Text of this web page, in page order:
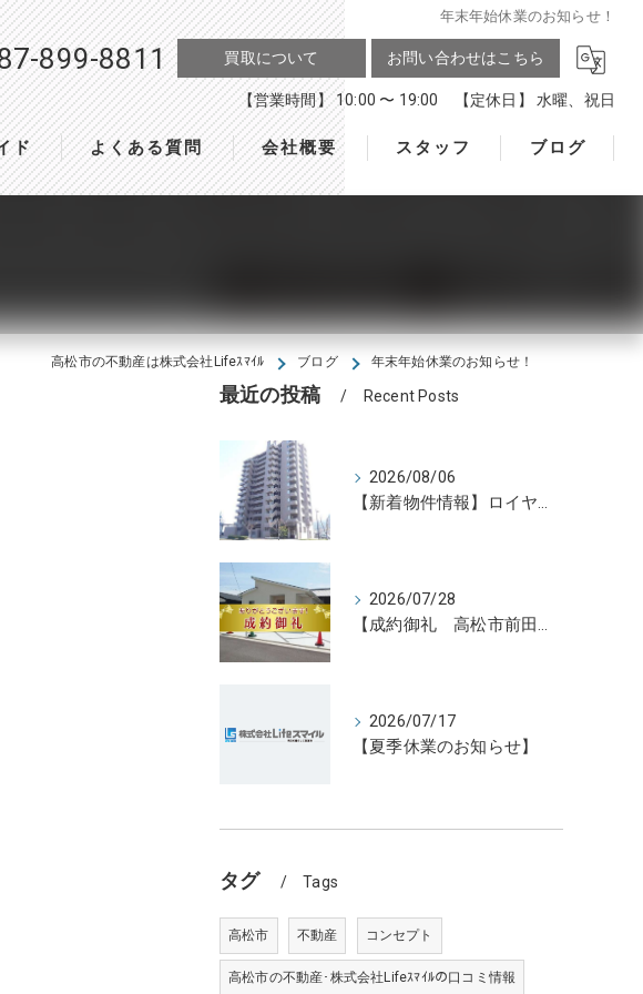
年末年始休業のお知らせ！
899-8811 買取について お問い合わせはこちら
【営業時間】 10:00 〜 19:00 【定休日】 水曜、祝日
ド よくある質問 会社概要 スタッフ ブログ
高松市の不動産は株式会社Lifeｽﾏｲﾙ ブログ 年末年始休業のお知らせ！
最近の投稿 Recent Posts
2026/08/06
【新着物件情報】ロイヤルガーデン宇多津駅前三番館1305号 高松の不動産売却、不動産買取、不動産査定のことならLifeスマイル
2026/07/28
【成約御礼 高松市前田東町新築住宅3号地】香川県の不動産の買取・売却・査定ならLifeスマイルにお任せください
2026/07/17
【夏季休業のお知らせ】
タグ Tags
高松市 不動産 コンセプト
高松市の不動産･株式会社Lifeｽﾏｲﾙの口コミ情報